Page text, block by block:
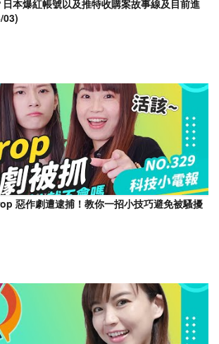
本爆紅帳號以及推特收購案故事線及目前進
03)
惡作劇遭逮捕！教你一招小技巧避免被騷擾